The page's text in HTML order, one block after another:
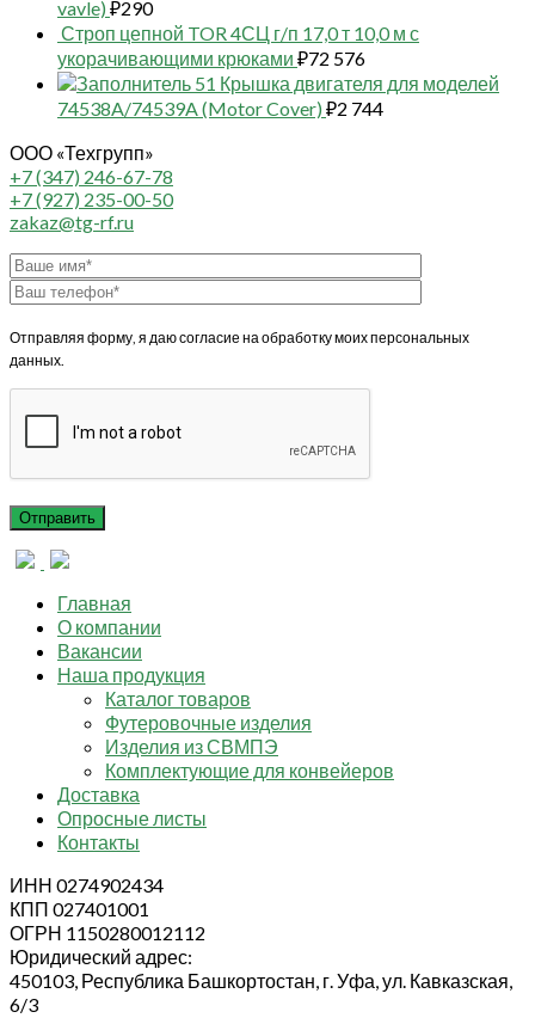
vavle) ₽290
Строп цепной TOR 4СЦ г/п 17,0 т 10,0 м с
укорачивающими крюками ₽72 576
51 Крышка двигателя для моделей
74538A/74539A (Motor Cover) ₽2 744
ООО «Техгрупп»
+7 (347) 246-67-78
+7 (927) 235-00-50
zakaz@tg-rf.ru
Отправляя форму, я даю согласие на обработку моих персональных
данных.
Главная
О компании
Вакансии
Наша продукция
Каталог товаров
Футеровочные изделия
Изделия из СВМПЭ
Комплектующие для конвейеров
Доставка
Опросные листы
Контакты
ИНН 0274902434
КПП 027401001
ОГРН 1150280012112
Юридический адрес:
450103, Республика Башкортостан, г. Уфа, ул. Кавказская,
6/3